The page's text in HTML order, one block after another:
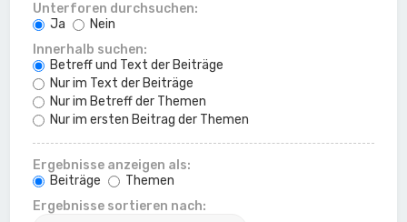
Unterforen durchsuchen:
Ja
Nein
Innerhalb suchen:
Betreff und Text der Beiträge
Nur im Text der Beiträge
Nur im Betreff der Themen
Nur im ersten Beitrag der Themen
Ergebnisse anzeigen als:
Beiträge
Themen
Ergebnisse sortieren nach: